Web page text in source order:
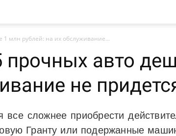
млн рублей: на их обслуживание...
прочных авто
не
сложнее приобрести
Гранту или подержанные